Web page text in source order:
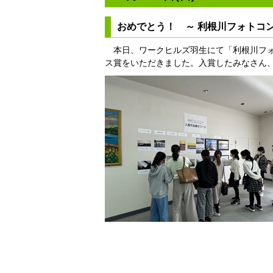
おめでとう！ ～ 利根川フォト
本日、ワークヒルズ羽生にて「利根川フ
ス賞をいただきました。入賞したみなさん